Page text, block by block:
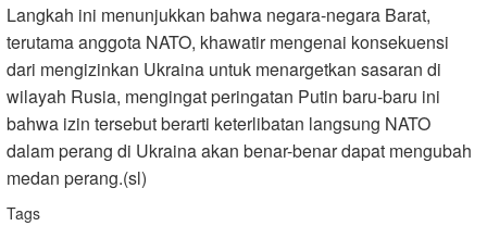
Langkah ini menunjukkan bahwa negara-negara Barat,
terutama anggota NATO, khawatir mengenai konsekuensi
dari mengizinkan Ukraina untuk menargetkan sasaran di
wilayah Rusia, mengingat peringatan Putin baru-baru ini
bahwa izin tersebut berarti keterlibatan langsung NATO
dalam perang di Ukraina akan benar-benar dapat mengubah
medan perang.(sl)
Tags